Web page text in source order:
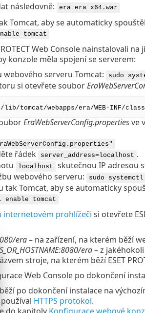
následovně: era era_x64.war
Tomcat, aby se automaticky
tomcat
Web Console nainstalovali
konzole měla spojení se serverem:
webového serveru Tomcat: sudo
si otevřete soubor
lib/tomcat/webapps/era/WEB-INF/
EraWebServerConfig.propertiesve
řádek server_address=localhost .
localhost
skutečnou IP adresou
webového serveru: sudo
tak Tomcat, aby se automaticky
enable tomcat
internetovém prohlížeči si otevřete
era– na zařízení, na kterém běží
era– z
stroje, na kterém běží ESET
Web Console po dokončení
po dokončení instalace na
HTTPS protokol.